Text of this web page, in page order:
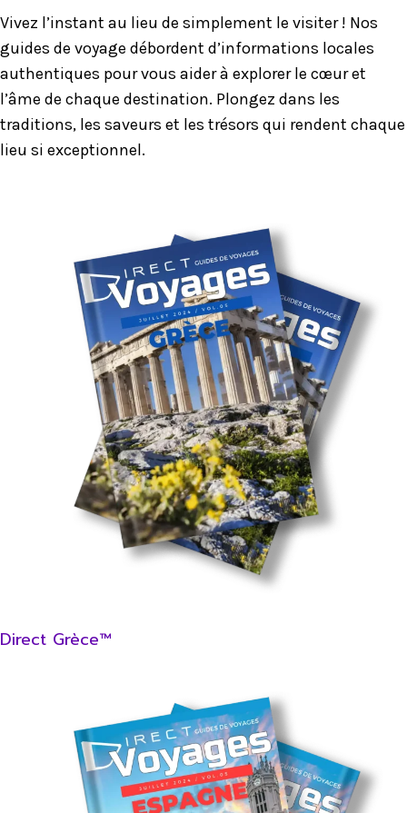
Vivez l’instant au lieu de simplement le visiter ! Nos
guides de voyage débordent d’informations locales
authentiques pour vous aider à explorer le cœur et
l’âme de chaque destination. Plongez dans les
traditions, les saveurs et les trésors qui rendent chaque
lieu si exceptionnel.
Direct Grèce™